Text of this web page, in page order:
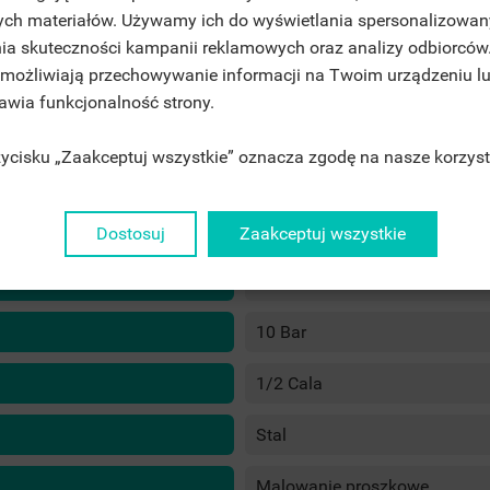
1600mm - 612W
50mm
10 Bar
1/2 Cala
Stal
Malowanie proszkowe
LISTY ŻYCZEŃ
add_circle_outlineUTWÓRZ NOWĄ
IN
NEED TO BE LOGGED IN TO SAVE PRODUCTS IN YOUR WISHLIST.
materiałów. Używamy ich do wyświetlania
skuteczności kampanii reklamowych oraz analizy
przechowywanie informacji na Twoim urządzeniu
funkcjonalność strony.
„Zaakceptuj wszystkie” oznacza zgodę na nasze
Dostosuj Zaakceptuj wszystkie